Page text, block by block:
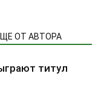
ОТ АВТОРА
титул